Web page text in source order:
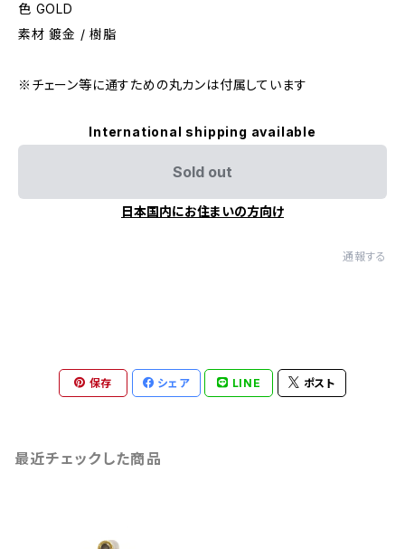
色 GOLD
素材 鍍金 / 樹脂
※チェーン等に通すための丸カンは付属しています
International shipping available
Sold out
日本国内にお住まいの方向け
通報する
保存 シェア LINE ポスト
最近チェックした商品